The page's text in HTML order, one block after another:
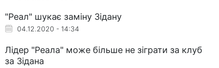
"Реал" шукає заміну Зідану
04.12.2020 - 14:34
Лідер "Реала" може більше не зіграти за клуб
за Зідана